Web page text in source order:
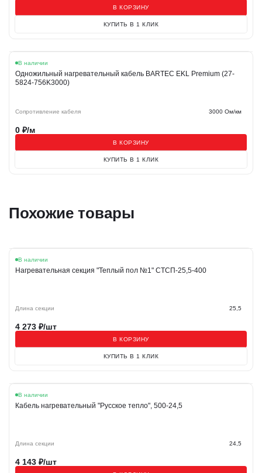
В КОРЗИНУ
КУПИТЬ В 1 КЛИК
В наличии
Одножильный нагревательный кабель BARTEC EKL Premium (27-
5824-756K3000)
Сопротивление кабеля 3000 Ом/км
0 ₽/м
В КОРЗИНУ
КУПИТЬ В 1 КЛИК
Похожие товары
В наличии
Нагревательная секция "Теплый пол №1" СТСП-25,5-400
Длина секции 25,5
4 273 ₽/шт
В КОРЗИНУ
КУПИТЬ В 1 КЛИК
В наличии
Кабель нагревательный "Русское тепло", 500-24,5
Длина секции 24,5
4 143 ₽/шт